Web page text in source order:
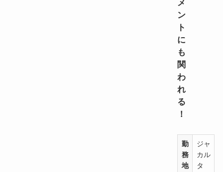
メ
ン
ト
に
も
関
わ
れ
る
！
勤
務
地
ジャ
カル
タ